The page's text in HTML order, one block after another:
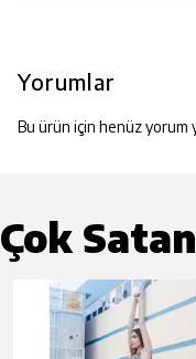
Yorumlar
Bu ürün için henüz yorum
Çok